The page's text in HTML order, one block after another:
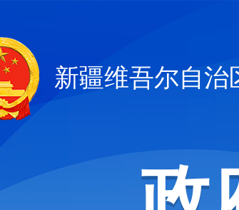
新疆维吾尔自治